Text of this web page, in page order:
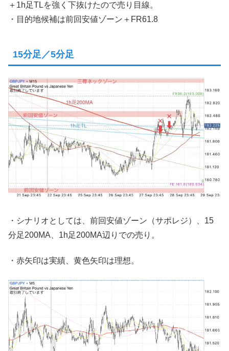
＋1h足TLを強く下抜けたので売り目線。
・目的地候補は前回安値ゾーン＋FR61.8
15分足／5分足
・シナリオとしては、前回安値ゾーン（サポレジ）、15
分足200MA、1h足200MA辺りでの売り。
・赤矢印は実績、黄色矢印は理想。